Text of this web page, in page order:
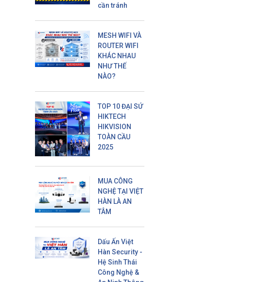
cần tránh
MESH WIFI VÀ
ROUTER WIFI
KHÁC NHAU
NHƯ THẾ
NÀO?
TOP 10 ĐẠI SỨ
HIKTECH
HIKVISION
TOÀN CẦU
2025
MUA CÔNG
NGHỆ TẠI VIỆT
HÀN LÀ AN
TÂM
Dấu Ấn Việt
Hàn Security -
Hệ Sinh Thái
Công Nghệ &